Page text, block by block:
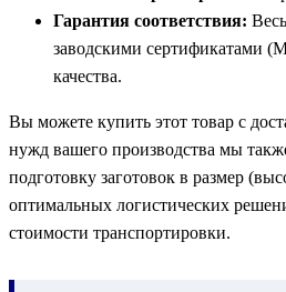
Гарантия соответствия:
заводскими сертификатами
качества.
Вы можете купить этот товар с
нужд вашего производства мы
подготовку заготовок в размер
оптимальных логистических
стоимости транспортировки.